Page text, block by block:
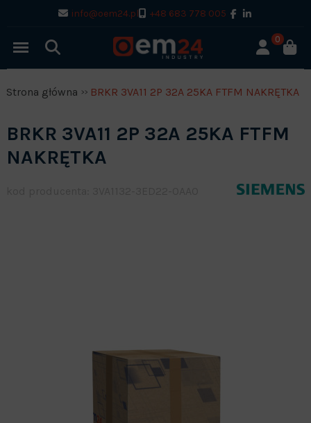
info@oem24.pl +48 683 778 005
0
Strona główna BRKR 3VA11 2P 32A 25KA FTFM NAKRĘTKA
BRKR 3VA11 2P 32A 25KA FTFM
NAKRĘTKA